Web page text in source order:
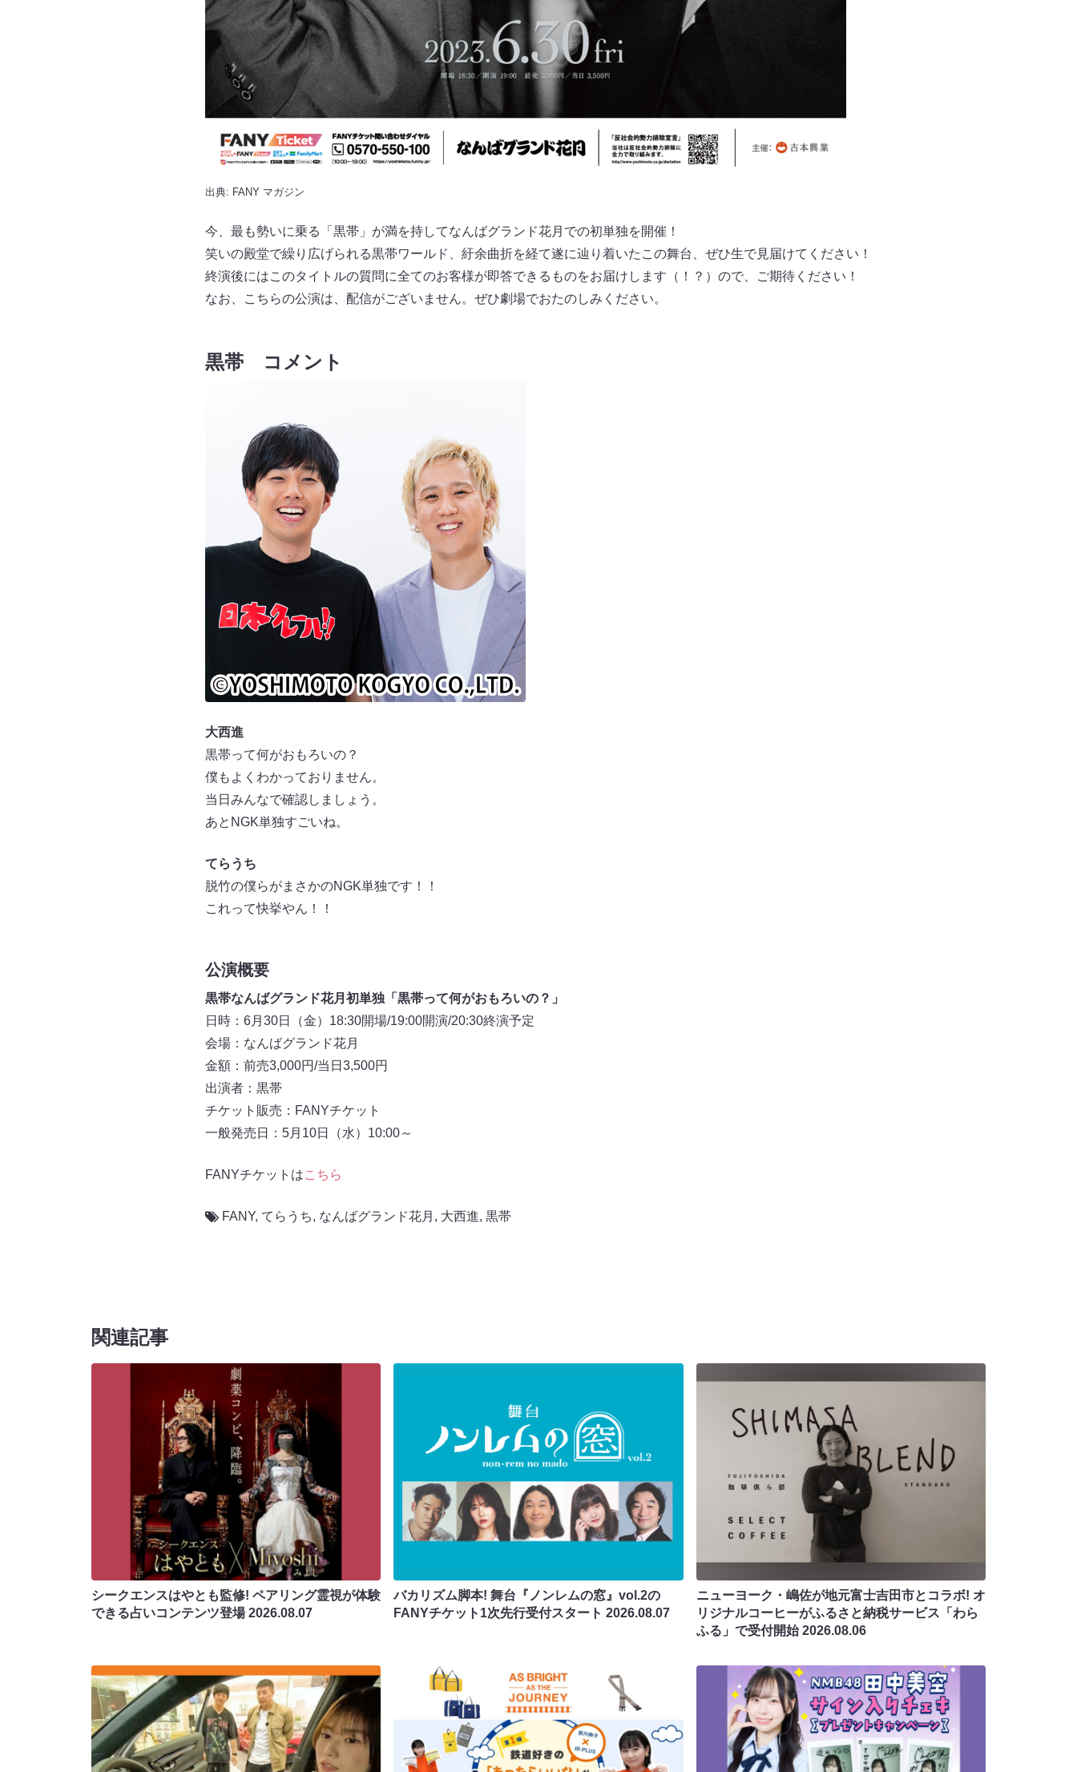
出典: FANY マガジン
今、最も勢いに乗る「黒帯」が満を持してなんばグランド花月での初単独を開催！
笑いの殿堂で繰り広げられる黒帯ワールド、紆余曲折を経て遂に辿り着いたこの舞台、ぜひ生で見届けてください！
終演後にはこのタイトルの質問に全てのお客様が即答できるものをお届けします（！？）ので、ご期待ください！
なお、こちらの公演は、配信がございません。ぜひ劇場でおたのしみください。
黒帯 コメント
大西進
黒帯って何がおもろいの？
僕もよくわかっておりません。
当日みんなで確認しましょう。
あとNGK単独すごいね。
てらうち
脱竹の僕らがまさかのNGK単独です！！
これって快挙やん！！
公演概要
黒帯なんばグランド花月初単独「黒帯って何がおもろいの？」
日時：6月30日（金）18:30開場/19:00開演/20:30終演予定
会場：なんばグランド花月
金額：前売3,000円/当日3,500円
出演者：黒帯
チケット販売：FANYチケット
一般発売日：5月10日（水）10:00～
FANYチケットはこちら
FANY, てらうち, なんばグランド花月 , 大西進, 黒帯
関連記事
シークエンスはやとも監修! ペアリング霊視が体験
できる占いコンテンツ登場2026.08.07
バカリズム脚本! 舞台『ノンレムの窓』vol.2の
FANYチケット1次先行受付スタート2026.08.07
ニューヨーク・嶋佐が地元富士吉田市とコラボ! オ
リジナルコーヒーがふるさと納税サービス「わら
ふる」で受付開始2026.08.06